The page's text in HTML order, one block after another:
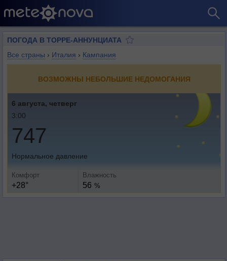
ПОГОДА В ТОРРЕ-АННУНЦИАТА
Все страны › Италия › Кампания
ВОЗМОЖНЫ НЕБОЛЬШИЕ НЕДОМОГАНИЯ
6 августа, четверг
3:00
747
Нормальное давление
Комфорт
+28°
Влажность
56 %